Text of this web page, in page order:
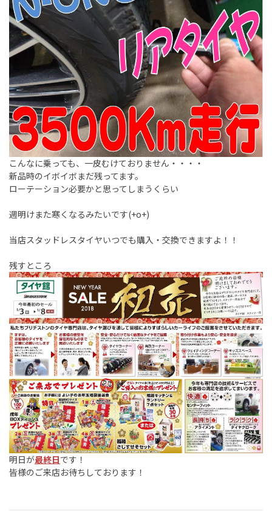
こんなに乗っても、一皮むけておりません・・・・
新品時のイボイボまだ残ってます。
ローテーション必要かと思ってしまうくらい
週明けまた寒くなるみたいです(+o+)
当店スタッドレスタイヤいつでも購入・交換できますよ！！
残すところ
明日が最終日です！
皆様のご来店お待ちしております！